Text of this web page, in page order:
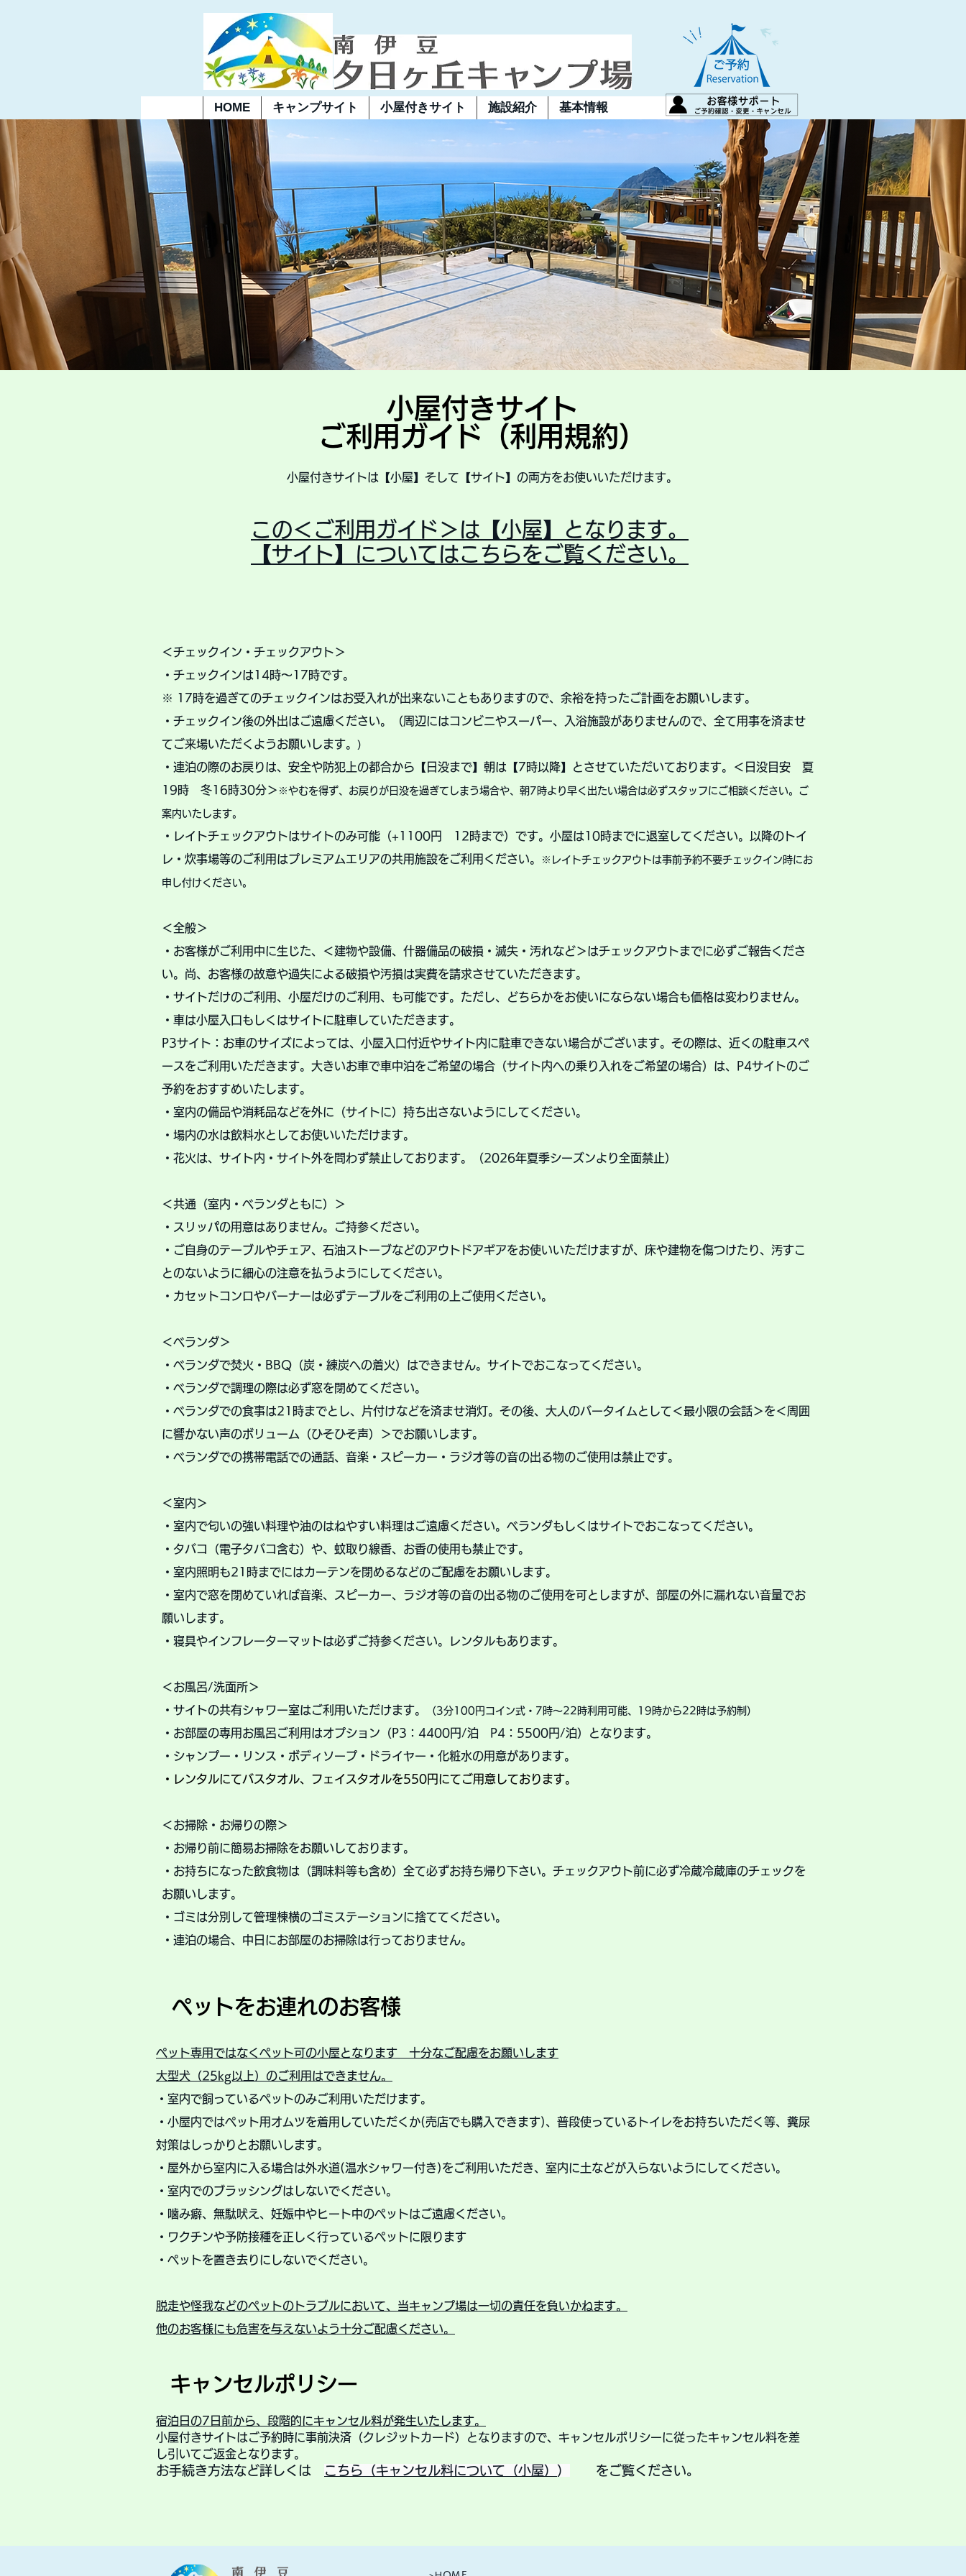
HOME キャンプサイト 小屋付きサイト 施設紹介 基本情報
小屋付きサイト
ご利用ガイド ​（利用規約）
小屋付きサイトは【小屋】そして【サイト】の両方をお使いいただけます。
この＜ご利用ガイド＞は【小屋】となります。
【サイト】についてはこちらをご覧ください。
＜チェックイン・チェックアウト＞​
・チェックインは14時～17時です。
※ 17時を過ぎてのチェックインはお受入れが出来ないこともありますので、余裕を持ったご計画をお願いします。
・チェックイン後の外出はご遠慮ください。（周辺にはコンビニやスーパー、入浴施設がありませんので、全て用事を済ませ
てご来場いただくようお願いします。
）
・連泊の際のお戻りは、安全や防犯上の都合から【日没まで】朝は【7時以降】とさせていただいております。＜ 日没目安 夏
19時 冬16時30分＞ ※やむを得ず、お戻りが日没を過ぎてしまう場合や、朝7時より早く出たい場合は必ずスタッフにご相談ください。ご
案内いたします。
・レイトチェックアウトはサイトのみ可能（+1100円 12時まで）です。小屋は10時までに退室してください。以降のトイ
レ・炊事場等のご利用はプレミアムエリアの共用施設をご利用ください。 ※レイトチェックアウトは事前予約不要チェックイン時にお
申し付けください。
​＜全般＞
・お客様がご利用中に生じた、＜建物や設備、什器備品の破損・滅失・汚れなど＞はチェックアウトまでに必ずご報告くださ
い。尚、お客様の故意や過失による破損や汚損は実費を請求させていただきます。
・ サイトだけのご利用、小屋だけのご利用、も可能です。 ただし、どちらかをお使いにならない場合も価格は変わりません。
・車は小屋入口もしくはサイトに駐車していただきます。
P3サイト：お車のサイズによっては、小屋入口付近やサイト内に駐車できない場合がございます。 その際は、近くの駐車スペ
ースをご利用いただきます。大きいお車で車中泊をご希望の場合（サイト内への乗り入れをご希望の場合）は、P4サイトのご
予約をおすすめいたします。
・室内の備品や消耗品などを外に（サイトに）持ち出さないようにしてください。
​・場内の水は飲料水としてお使いいただけます。
・花火は、サイト内・サイト外を問わず禁止しております。（2026年夏季シーズンより全面禁止）
＜共通（室内・ベランダともに）＞
・スリッパの用意はありません。ご持参ください。
・ご自身のテーブルやチェア、石油ストーブなどのアウトドアギアをお使いいただけますが、床や建物を傷つけたり、汚すこ
とのないように細心の注意を払うようにしてください。
・カセットコンロやバーナーは必ずテーブルをご利用の上ご使用ください。
＜ベランダ＞
・ベランダで焚火・BBQ（炭・練炭への着火）はできません。サイトでおこなってください。
​・ベランダで調理の際は必ず窓を閉めてください。
・ベランダでの食事は21時までとし、片付けなどを済ませ消灯。 その後、大人のバータイムとして＜最小限の会話＞を＜周囲
に響かない声のボリューム（ひそひそ声）＞でお願いします。
・ベランダでの携帯電話での通話、 音楽・スピーカー・ラジオ等の音の出る物のご使用は禁止です。
＜室内＞
・室内で匂いの強い料理や油のはねやすい料理はご遠慮ください。ベランダもしくはサイトでおこなってください。
・タバコ（電子タバコ含む）や、蚊取り線香、お香の使用も禁止です。
・室内照明も21時までにはカーテンを閉めるなどのご配慮をお願いします。
・室内で窓を閉めていれば音楽、スピーカー、ラジオ等の音の出る物のご使用を可としますが、部屋の外に漏れない音量でお
願いします。
・寝具やインフレーターマットは必ずご持参ください。レンタルもあります。
＜お風呂/洗面所＞
・ サイトの共有シャワー室はご利用いただけます。 （3分100円コイン式・7時～22時利用可能、19時から22時は予約制）
・お部屋の専用お風呂ご利用はオプション（P3：4400円/泊 P4：5500円/泊）となります。
・シャンプー・リンス・ボディソープ・ドライヤー・化粧水の用意があります。
・レンタルにてバスタオル、フェイスタオルを550円にてご用意しております。
​＜お掃除・お帰りの際＞
・お帰り前に簡易お掃除をお願いしております。
・お持ちになった飲食物は（調味料等も含め）全て必ずお持ち帰り下さい。チェックアウト前に必ず冷蔵冷蔵庫のチェックを
お願いします。
・ゴミは分別して管理棟横のゴミステーションに捨ててください。
・連泊の場合、中日にお部屋のお掃除は行っておりません。
​ペットをお連れのお客様
ペット専用ではなくペット可の小屋となります 十分なご配慮をお願いします
​大型犬（25kg以上）のご利用はできません。
・室内で飼っているペットのみご利用いただけます。
・小屋内ではペット用オムツを着用していただくか(売店でも購入できます)、普段使っているトイレをお持ちいただく等、糞尿
対策はしっかりとお願いします。
・屋外から室内に入る場合は外水道(温水シャワー付き)をご利用いただき、室内に土などが入らないようにしてください。
・室内でのブラッシングはしないでください。
・噛み癖、無駄吠え、妊娠中やヒート中のペットはご遠慮ください。
・ワクチンや予防接種を正しく行っているペットに限ります
・ペットを置き去りにしないでください。
脱走や怪我などのペットのトラブルにおいて、 当キャンプ場は一切の責任を負いかねます。
他のお客様にも危害を与えないよう十分ご配慮ください。
キャンセルポリシー
宿泊日の7日前から、段階的にキャンセル料が発生いたします。
小屋付きサイトはご予約時に事前決済（クレジットカード）となりますので、キャンセルポリシーに従ったキャンセル料を差
し引いてご返金となります。
お手続き方法など詳しくは こちら （キャンセル料について（小屋） ） をご覧ください。